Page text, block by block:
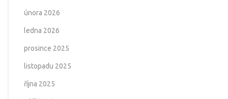
února 2026
ledna 2026
prosince 2025
listopadu 2025
října 2025